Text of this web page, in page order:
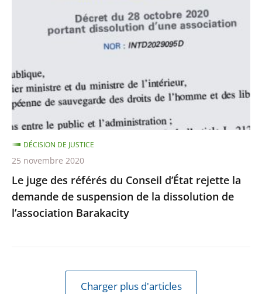
Conseil
d’État
rejette
demande
de
suspension
de
la
dissolution
Le juge des référés du Conseil d’État rejette la
demande de suspension de la dissolution de
l’association Barakacity
DÉCISION DE JUSTICE
25 novembre 2020
Charger plus d'articles